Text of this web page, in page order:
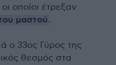
οποίοι έτρεξαν
μαστού .
ο 33ος Γύρος της
θεσμός στα